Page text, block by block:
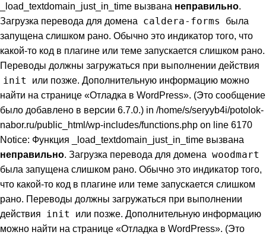
_load_textdomain_just_in_time вызвана неправильно.
Загрузка перевода для домена
caldera-forms
была
запущена слишком рано. Обычно это индикатор того, что
какой-то код в плагине или теме запускается слишком рано.
Переводы должны загружаться при выполнении действия
init
или позже. Дополнительную информацию можно
найти на странице «Отладка в WordPress». (Это сообщение
было добавлено в версии 6.7.0.) in /home/s/seryyb4i/potolok-
nabor.ru/public_html/wp-includes/functions.php on line 6170
Notice: Функция _load_textdomain_just_in_time вызвана
неправильно. Загрузка перевода для домена woodmart
была запущена слишком рано. Обычно это индикатор того,
что какой-то код в плагине или теме запускается слишком
рано. Переводы должны загружаться при выполнении
действия
init
или позже. Дополнительную информацию
можно найти на странице «Отладка в WordPress». (Это